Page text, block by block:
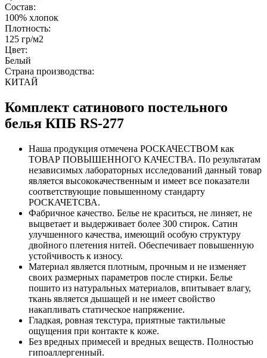
Состав:
100% хлопок
Плотность:
125 гр/м2
Цвет:
Белый
Страна производства:
КИТАЙ
Комплект сатинового постельного
белья КПБ RS-277
Наша продукция отмечена РОСКАЧЕСТВОМ как
ТОВАР ПОВЫШЕННОГО КАЧЕСТВА. По результатам
независимых лабораторных исследований данный товар
является высококачественным и имеет все показатели
соответствующие повышенному стандарту
РОСКАЧЕТСВА.
Фабричное качество. Белье не краситься, не линяет, не
выцветает и выдерживает более 300 стирок. Сатин
улучшенного качества, имеющий особую структуру
двойного плетения нитей. Обеспечивает повышенную
устойчивость к износу.
Материал является плотным, прочным и не изменяет
своих размерных параметров после стирки. Белье
пошито из натуральных материалов, впитывает влагу,
ткань является дышащей и не имеет свойство
накапливать статическое напряжение.
Гладкая, ровная текстура, приятные тактильные
ощущения при контакте к коже.
Без вредных примесей и вредных веществ. Полностью
гипоаллергенный.